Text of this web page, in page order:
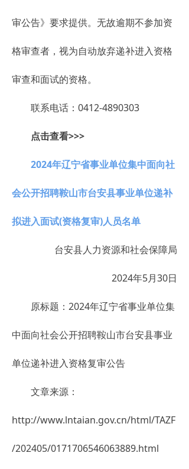
审公告》要求提供。无故逾期不参加资
格审查者，视为自动放弃递补进入资格
审查和面试的资格。
联系电话：0412-4890303
点击查看>>>
2024年辽宁省事业单位集中面向社
会公开招聘鞍山市台安县事业单位递补
拟进入面试(资格复审)人员名单
台安县人力资源和社会保障局
2024年5月30日
原标题：2024年辽宁省事业单位集
中面向社会公开招聘鞍山市台安县事业
单位递补进入资格复审公告
文章来源：
http://www.lntaian.gov.cn/html/TAZF
/202405/0171706546063889.html